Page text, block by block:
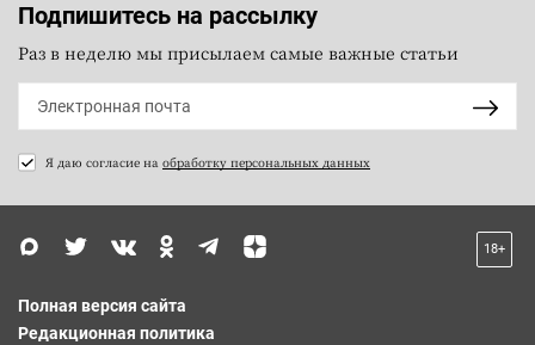
Подпишитесь на рассылку
Раз в неделю мы присылаем самые важные статьи
Я даю согласие на обработку персональных данных
18+
Полная версия сайта
Редакционная политика